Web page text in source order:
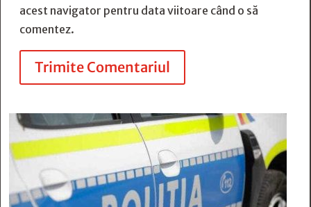
acest navigator pentru data viitoare când o să
comentez.
Trimite Comentariul